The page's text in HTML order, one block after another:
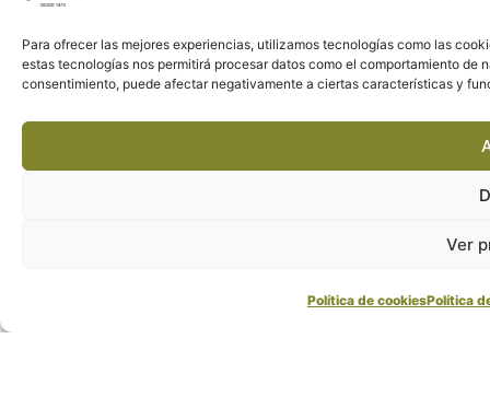
Para ofrecer las mejores experiencias, utilizamos tecnologías como las
estas tecnologías nos permitirá procesar datos como el comportamiento
consentimiento, puede afectar negativamente a ciertas características y
Ver
Política de cookiesPolítica